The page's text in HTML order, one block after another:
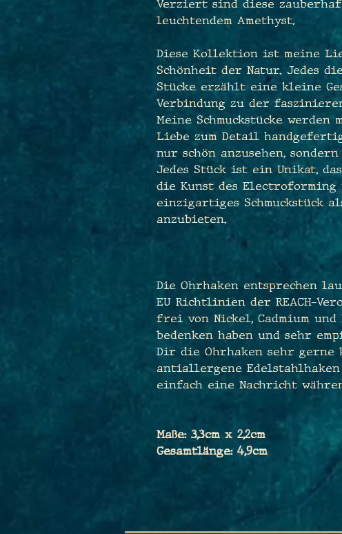
Verziert sind diese
leuchtendem Amethyst.
Diese Kollektion ist meine
Schönheit der Natur. Jedes
Stücke erzählt eine kleine
Verbindung zu der
Meine Schmuckstücke
Liebe zum Detail
nur schön anzusehen,
Jedes Stück ist ein Unikat,
die Kunst des
einzigartiges Schmuckstück
anzubieten.
Die Ohrhaken entsprechen
EU Richtlinien der REACH-
frei von Nickel, Cadmium
bedenken haben und sehr
Dir die Ohrhaken sehr gerne
antiallergene
einfach eine Nachricht
Maße: 3,3cm x 2,2cm
Gesamtlänge: 4,9cm